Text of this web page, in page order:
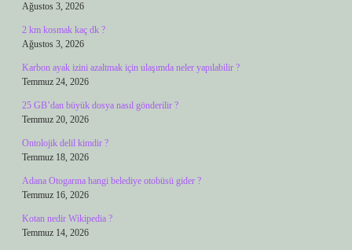
Ağustos 3, 2026
2 km kosmak kaç dk ?
Ağustos 3, 2026
Karbon ayak izini azaltmak için ulaşımda neler yapılabilir ?
Temmuz 24, 2026
25 GB’dan büyük dosya nasıl gönderilir ?
Temmuz 20, 2026
Ontolojik delil kimdir ?
Temmuz 18, 2026
Adana Otogarına hangi belediye otobüsü gider ?
Temmuz 16, 2026
Kotan nedir Wikipedia ?
Temmuz 14, 2026